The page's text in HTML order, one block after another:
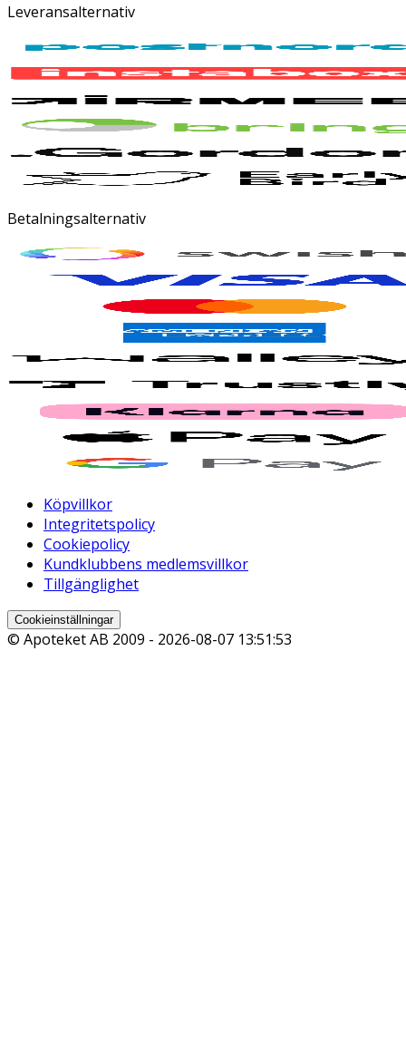
Leveransalternativ
Betalningsalternativ
Köpvillkor
Integritetspolicy
Cookiepolicy
Kundklubbens medlemsvillkor
Tillgänglighet
Cookieinställningar
© Apoteket AB 2009 - 2026-08-07 13:51:53